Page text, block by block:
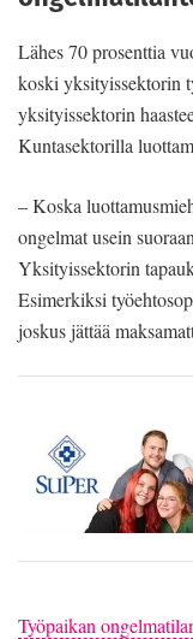
Lähes 70 prosenttia
koski yksityissektorin
yksityissektorin
Kuntasektorilla
– Koska
ongelmat usein
Yksityissektorin
Esimerkiksi
joskus jättää
Työpaikan